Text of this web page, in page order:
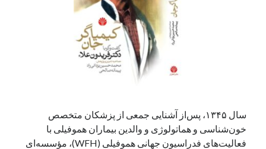
آخرین دیدگاه‌ها
مَه‌لقا مَلّاح، حافظ محیط زیست ایران
۱۳۹۹)
سال ۱۳۴۵، پس‌از آشنایی جمعی از پزشکان متخصص
خون‌شناسی و هماتولوژی و والدین بیماران هموفیلی با
فعالیت‌های فدراسیون جهانی هموفیلی (WFH)، مؤسسه‌ای